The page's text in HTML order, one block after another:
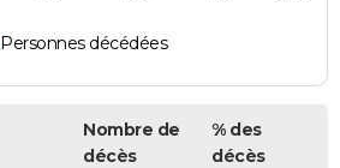
Personnes décédées
Nombre de
décès
% des
décès